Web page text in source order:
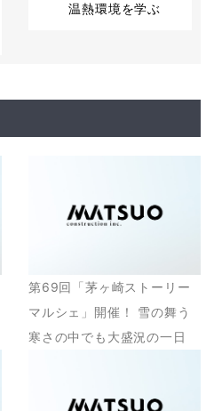
温熱環境を学ぶ
第69回「茅ヶ崎ストーリー
マルシェ」開催！ 雪の舞う
寒さの中でも大盛況の一日